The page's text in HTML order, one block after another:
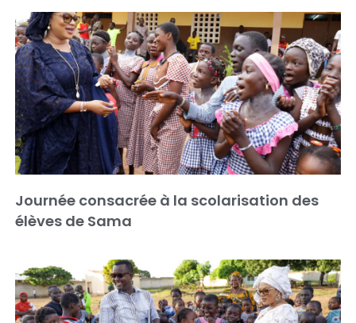
Journée consacrée à la scolarisation des
élèves de Sama